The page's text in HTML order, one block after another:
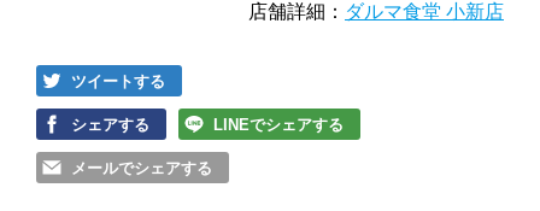
店舗詳細： ダルマ食堂 小新店
ツイートする
シェアする LINEでシェアする
メールでシェアする